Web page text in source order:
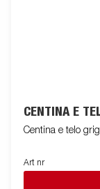
CENTINA E
Centina e telo
Art nr